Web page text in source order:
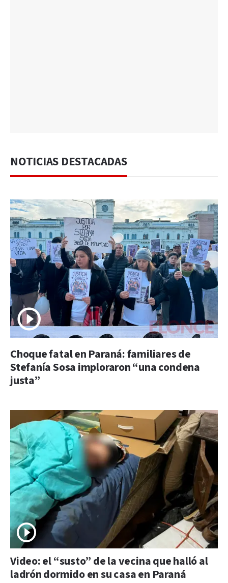
NOTICIAS DESTACADAS
Choque fatal en Paraná: familiares de
Stefanía Sosa imploraron “una condena
justa”
Video: el “susto” de la vecina que halló al
ladrón dormido en su casa en Paraná